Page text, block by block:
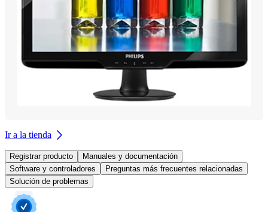
Ir a la tienda
Registrar producto
Manuales y documentación
Software y controladores
Preguntas más frecuentes relacionadas
Solución de problemas